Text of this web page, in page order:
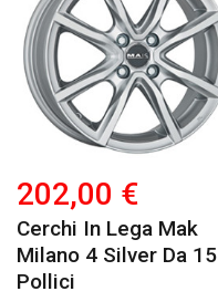
202,00 €
Cerchi In Lega Mak
Milano 4 Silver Da 15
Pollici